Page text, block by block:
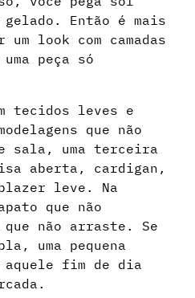
Então é mais
look com camadas
peça só
tecidos leves e
que não
sala, uma terceira
aberta, cardigan,
leve. Na
que não
não arraste. Se
uma pequena
fim de dia